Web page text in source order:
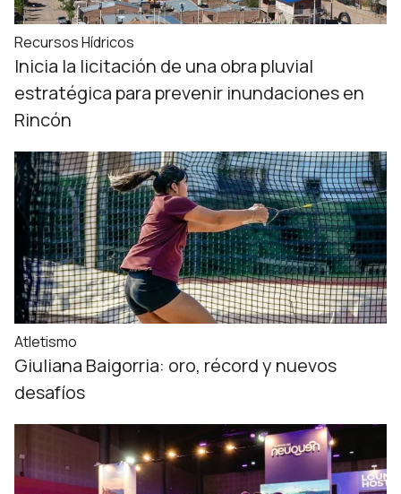
Recursos Hídricos
Inicia la licitación de una obra pluvial
estratégica para prevenir inundaciones en
Rincón
Atletismo
Giuliana Baigorria: oro, récord y nuevos
desafíos